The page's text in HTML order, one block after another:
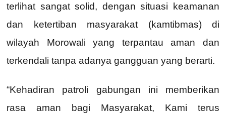
terlihat sangat solid, dengan situasi keamanan
dan ketertiban masyarakat (kamtibmas) di
wilayah Morowali yang terpantau aman dan
terkendali tanpa adanya gangguan yang berarti.
“Kehadiran patroli gabungan ini memberikan
rasa aman bagi Masyarakat, Kami terus